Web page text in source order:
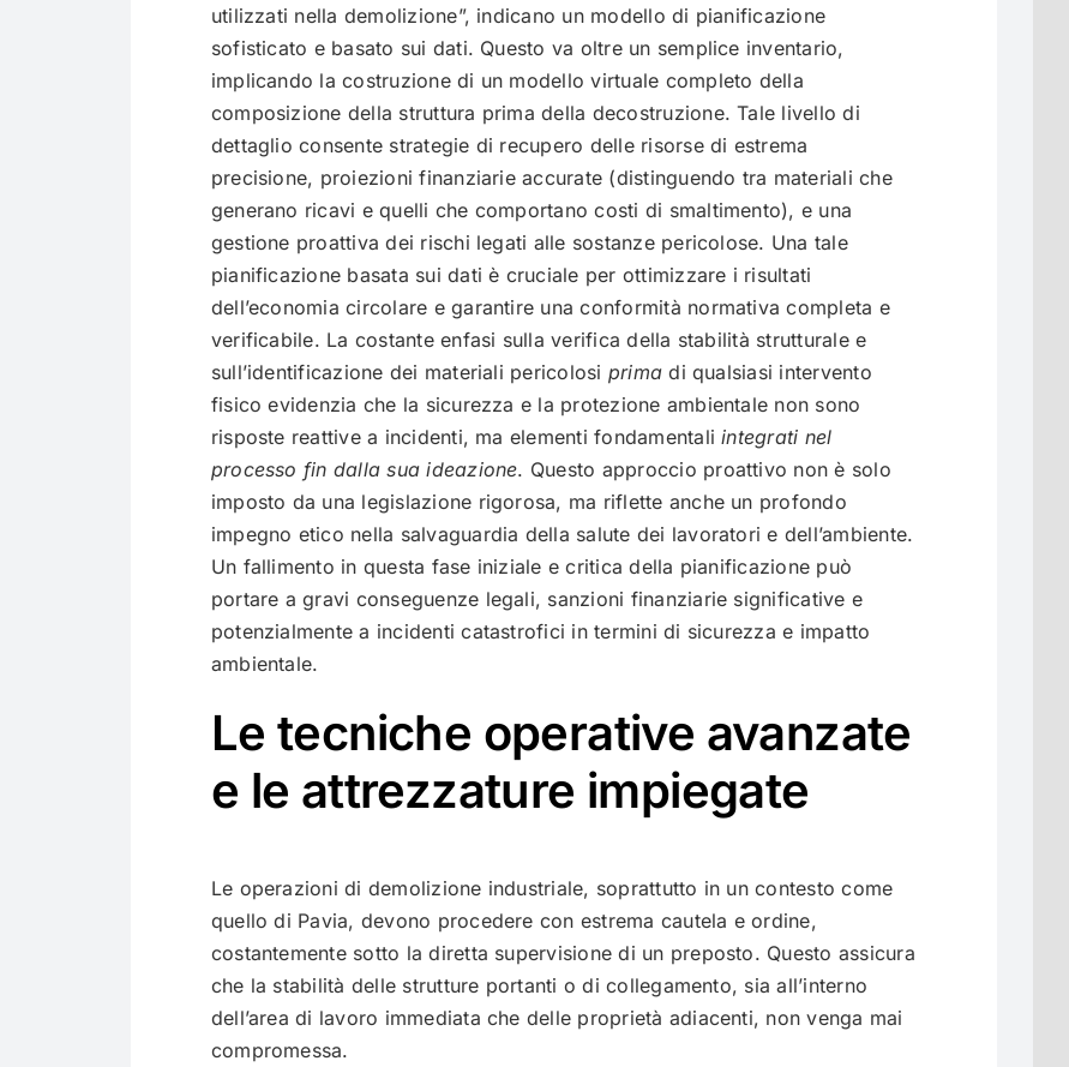
utilizzati nella demolizione”, indicano un modello di pianificazione
sofisticato e basato sui dati. Questo va oltre un semplice inventario,
implicando la costruzione di un modello virtuale completo della
composizione della struttura prima della decostruzione. Tale livello di
dettaglio consente strategie di recupero delle risorse di estrema
precisione, proiezioni finanziarie accurate (distinguendo tra materiali che
generano ricavi e quelli che comportano costi di smaltimento), e una
gestione proattiva dei rischi legati alle sostanze pericolose. Una tale
pianificazione basata sui dati è cruciale per ottimizzare i risultati
dell’economia circolare e garantire una conformità normativa completa e
verificabile. La costante enfasi sulla verifica della stabilità strutturale e
sull’identificazione dei materiali pericolosi prima di qualsiasi intervento
fisico evidenzia che la sicurezza e la protezione ambientale non sono
risposte reattive a incidenti, ma elementi fondamentaliintegrati nel
processo fin dalla sua ideazione. Questo approccio proattivo non è solo
imposto da una legislazione rigorosa, ma riflette anche un profondo
impegno etico nella salvaguardia della salute dei lavoratori e dell’ambiente.
Un fallimento in questa fase iniziale e critica della pianificazione può
portare a gravi conseguenze legali, sanzioni finanziarie significative e
potenzialmente a incidenti catastrofici in termini di sicurezza e impatto
ambientale.
Le tecniche operative avanzate
e le attrezzature impiegate
Le operazioni di demolizione industriale, soprattutto in un contesto come
quello di Pavia, devono procedere con estrema cautela e ordine,
costantemente sotto la diretta supervisione di un preposto. Questo assicura
che la stabilità delle strutture portanti o di collegamento, sia all’interno
dell’area di lavoro immediata che delle proprietà adiacenti, non venga mai
compromessa.